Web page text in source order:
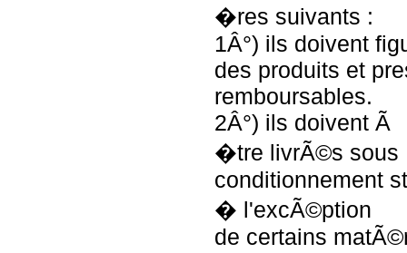
�res suivants :
1Â°) ils doivent
des produits et
remboursables.
2Â°) ils doivent Ã
�tre livrÃ©s sous
conditionnement
� l'excÃ©ption
de certains